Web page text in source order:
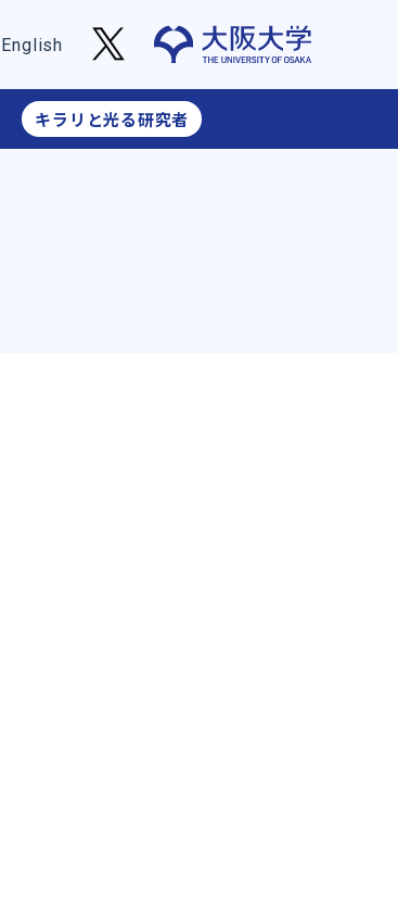
English
キラリと光る研究者